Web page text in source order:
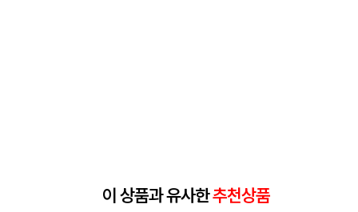
이 상품과 유사한추천상품